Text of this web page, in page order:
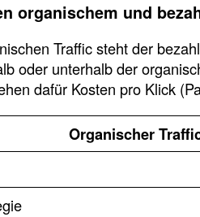
organischem und
Traffic steht der
oder unterhalb der
dafür Kosten pro Klick
Organischer